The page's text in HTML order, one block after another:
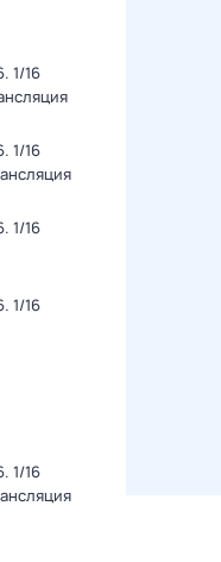
1/16
1/16
1/16
1/16
1/16